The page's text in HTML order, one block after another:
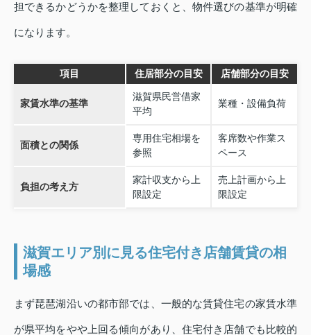
担できるかどうかを整理しておくと、物件選びの基準が明確
になります。
項目 住居部分の目安 店舗部分の目安
家賃水準の基準
滋賀県民営借家
平均
業種・設備負荷
面積との関係
専用住宅相場を
参照
客席数や作業ス
ペース
負担の考え方
家計収支から上
限設定
売上計画から上
限設定
滋賀エリア別に見る住宅付き店舗賃貸の相
場感
まず琵琶湖沿いの都市部では、一般的な賃貸住宅の家賃水準
が県平均をやや上回る傾向があり、住宅付き店舗でも比較的